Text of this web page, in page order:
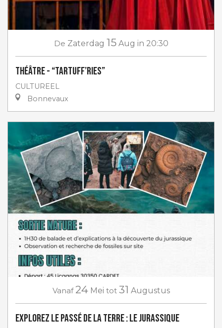
De Zaterdag 15 Aug in 20:30
Théâtre - “Tartuff’ries”
CULTUREEL
Bonnevaux
Vanaf 24 Mei tot 31 Augustus
Explorez le passé de la terre : Le jurassique